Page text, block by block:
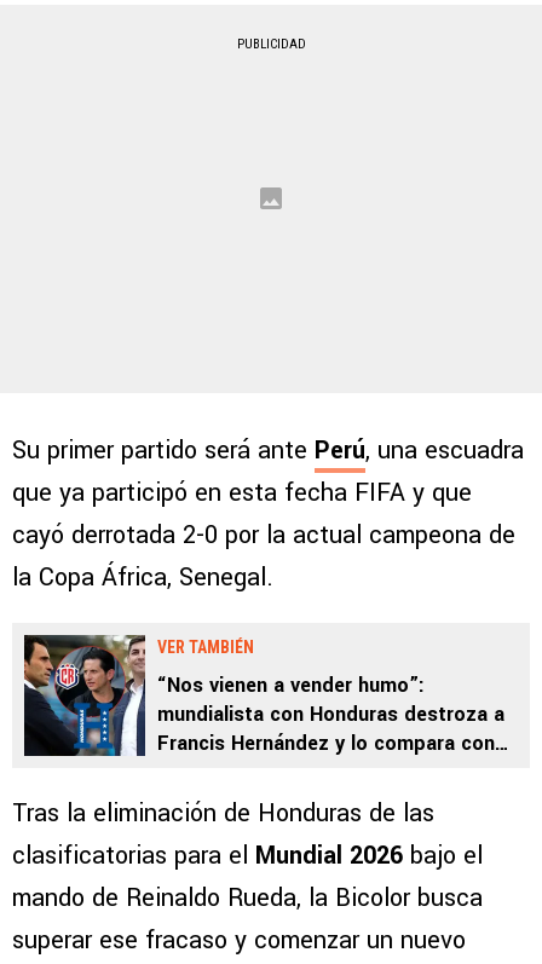
PUBLICIDAD
Su primer partido será ante Perú, una escuadra
que ya participó en esta fecha FIFA y que
cayó derrotada 2-0 por la actual campeona de
la Copa África, Senegal.
VER TAMBIÉN
“Nos vienen a vender humo”:
mundialista con Honduras destroza a
Francis Hernández y lo compara con
Tras la eliminación de Honduras de las
clasificatorias para el Mundial 2026 bajo el
mando de Reinaldo Rueda, la Bicolor busca
superar ese fracaso y comenzar un nuevo